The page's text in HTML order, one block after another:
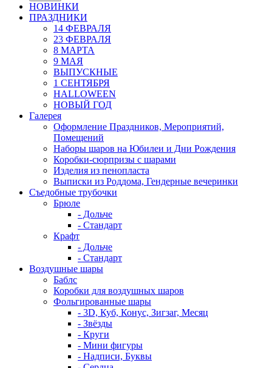
НОВИНКИ
ПРАЗДНИКИ
14 ФЕВРАЛЯ
23 ФЕВРАЛЯ
8 МАРТА
9 МАЯ
ВЫПУСКНЫЕ
1 СЕНТЯБРЯ
HALLOWEEN
НОВЫЙ ГОД
Галерея
Оформление Праздников, Мероприятий,
Помещений
Наборы шаров на Юбилеи и Дни Рождения
Коробки-сюрпризы с шарами
Изделия из пенопласта
Выписки из Роддома, Гендерные вечеринки
Съедобные трубочки
Брюле
- Дольче
- Стандарт
Крафт
- Дольче
- Стандарт
Воздушные шары
Баблс
Коробки для воздушных шаров
Фольгированные шары
- 3D, Куб, Конус, Зигзаг, Месяц
- Звёзды
- Круги
- Мини фигуры
- Надписи, Буквы